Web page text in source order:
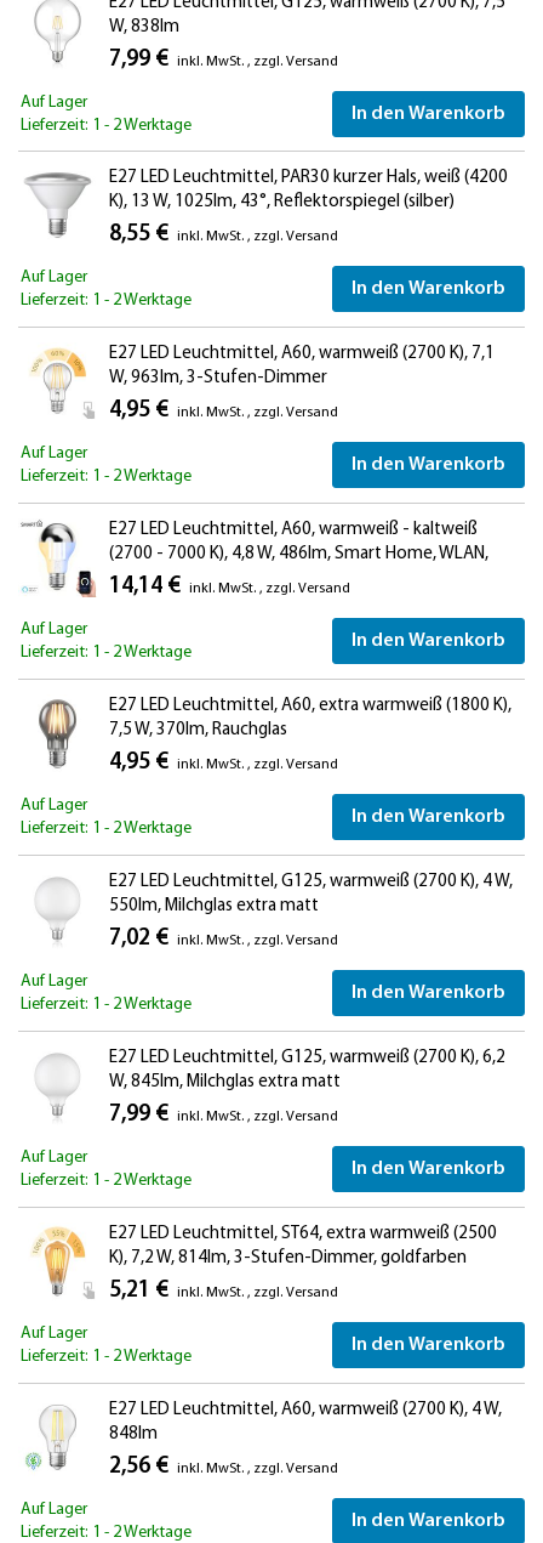
W, 838lm
7,99 € inkl. MwSt. , zzgl. Versand
Auf Lager
Lieferzeit: 1 - 2 Werktage
In den Warenkorb
E27 LED Leuchtmittel, PAR30 kurzer Hals, weiß (4200
K), 13 W, 1025lm, 43°, Reflektorspiegel (silber)
8,55 € inkl. MwSt. , zzgl. Versand
Auf Lager
Lieferzeit: 1 - 2 Werktage
In den Warenkorb
E27 LED Leuchtmittel, A60, warmweiß (2700 K), 7,1
W, 963lm, 3-Stufen-Dimmer
4,95 € inkl. MwSt. , zzgl. Versand
Auf Lager
Lieferzeit: 1 - 2 Werktage
In den Warenkorb
E27 LED Leuchtmittel, A60, warmweiß - kaltweiß
(2700 - 7000 K), 4,8 W, 486lm, Smart Home, WLAN,
Alexa, Kopfspiegel (silber)
14,14 € inkl. MwSt. , zzgl. Versand
Auf Lager
Lieferzeit: 1 - 2 Werktage
In den Warenkorb
E27 LED Leuchtmittel, A60, extra warmweiß (1800 K),
7,5 W, 370lm, Rauchglas
4,95 € inkl. MwSt. , zzgl. Versand
Auf Lager
Lieferzeit: 1 - 2 Werktage
In den Warenkorb
E27 LED Leuchtmittel, G125, warmweiß (2700 K), 4 W,
550lm, Milchglas extra matt
7,02 € inkl. MwSt. , zzgl. Versand
Auf Lager
Lieferzeit: 1 - 2 Werktage
In den Warenkorb
E27 LED Leuchtmittel, G125, warmweiß (2700 K), 6,2
W, 845lm, Milchglas extra matt
7,99 € inkl. MwSt. , zzgl. Versand
Auf Lager
Lieferzeit: 1 - 2 Werktage
In den Warenkorb
E27 LED Leuchtmittel, ST64, extra warmweiß (2500
K), 7,2 W, 814lm, 3-Stufen-Dimmer, goldfarben
5,21 € inkl. MwSt. , zzgl. Versand
Auf Lager
Lieferzeit: 1 - 2 Werktage
In den Warenkorb
E27 LED Leuchtmittel, A60, warmweiß (2700 K), 4 W,
848lm
2,56 € inkl. MwSt. , zzgl. Versand
Auf Lager
Lieferzeit: 1 - 2 Werktage
In den Warenkorb